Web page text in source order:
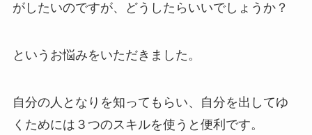
がしたいのですが、どうしたらいいでしょうか？
というお悩みをいただきました。
自分の人となりを知ってもらい、自分を出してゆ
くためには３つのスキルを使うと便利です。